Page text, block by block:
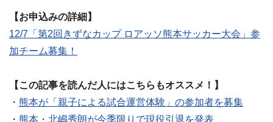
【お申込みの詳細】
12/7「第2回きずなカップ ロアッソ熊本サッカー大会」参
加チーム募集！
【この記事を読んだ人にはこちらもオススメ！】
・ 熊本が「親子による試合運営体験」の参加者を募集
・ 熊本・北嶋秀朗が今季限りで現役引退を発表